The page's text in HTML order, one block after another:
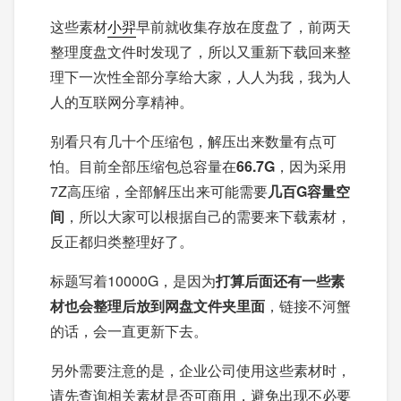
这些素材小羿早前就收集存放在度盘了，前两天
整理度盘文件时发现了，所以又重新下载回来整
理下一次性全部分享给大家，人人为我，我为人
人的互联网分享精神。
别看只有几十个压缩包，解压出来数量有点可
怕。目前全部压缩包总容量在66.7G ，因为采用
7Z高压缩，全部解压出来可能需要几百G容量空
间 ，所以大家可以根据自己的需要来下载素材，
反正都归类整理好了。
标题写着10000G，是因为打算后面还有一些素
材也会整理后放到网盘文件夹里面 ，链接不河蟹
的话，会一直更新下去。
另外需要注意的是，企业公司使用这些素材时，
请先查询相关素材是否可商用，避免出现不必要